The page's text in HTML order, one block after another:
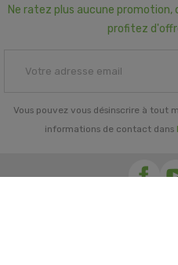
Ne ratez plus aucune
profitez
Vous pouvez vous désinscrire à tout
informations de contact dans